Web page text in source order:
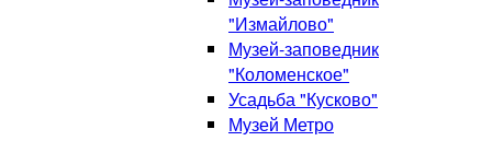
"Измайлово"
Музей-заповедник
"Коломенское"
Усадьба "Кусково"
Музей Метро